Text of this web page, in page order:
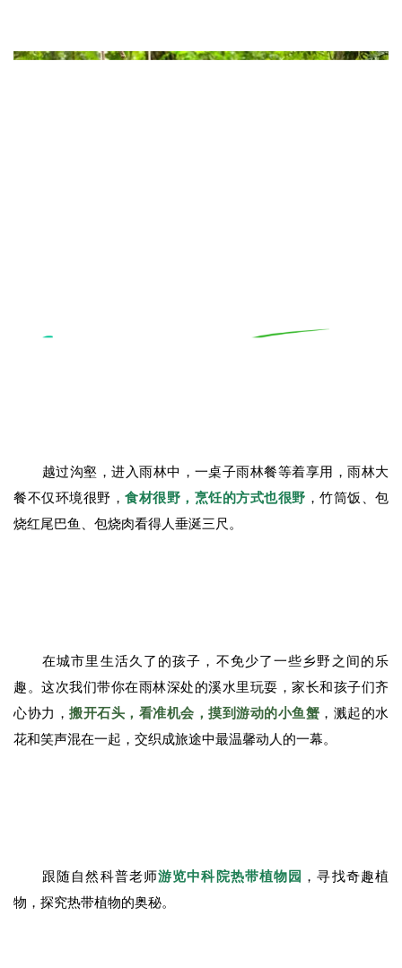
越过沟壑，进入雨林中，一桌子雨林餐等着享用，雨林大
餐不仅环境很野， 食材很野，烹饪的方式也很野 ，竹筒饭、包
烧红尾巴鱼、包烧肉看得人垂涎三尺。
在城市里生活久了的孩子，不免少了一些乡野之间的乐
趣。这次我们带你在雨林深处的溪水里玩耍，家长和孩子们齐
心协力， 搬开石头，看准机会，摸到游动的小鱼蟹 ，溅起的水
花和笑声混在一起，交织成旅途中最温馨动人的一幕。
跟随自然科普老师游览中科院热带植物园 ，寻找奇趣植
物，探究热带植物的奥秘。